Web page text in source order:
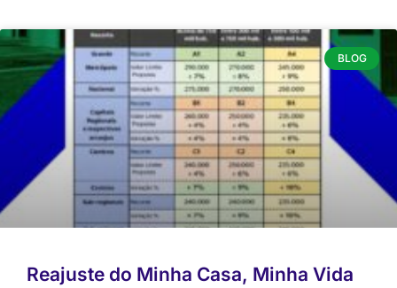
BLOG
Reajuste do Minha Casa, Minha Vida